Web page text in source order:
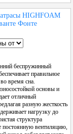
HIGHFOAM
Фонте
беспружинный
правильное
время сна.
основы и
отличный
разную жесткость
нагрузку до
структура
постоянную вентиляцию,